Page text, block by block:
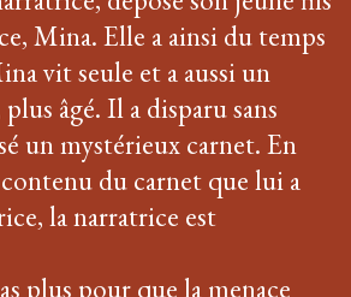
Mina. Elle a ainsi du temps
vit seule et a aussi un
âgé. Il a disparu sans
un mystérieux carnet. En
du carnet que lui a
la narratrice est
plus pour que la menace